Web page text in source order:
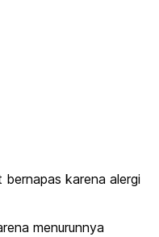
bernapas karena alergi
menurunnya